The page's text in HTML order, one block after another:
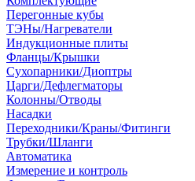
Перегонные кубы
ТЭНы/Нагреватели
Индукционные плиты
Фланцы/Крышки
Сухопарники/Диоптры
Царги/Дефлегматоры
Колонны/Отводы
Насадки
Переходники/Краны/Фитинги
Трубки/Шланги
Автоматика
Измерение и контроль